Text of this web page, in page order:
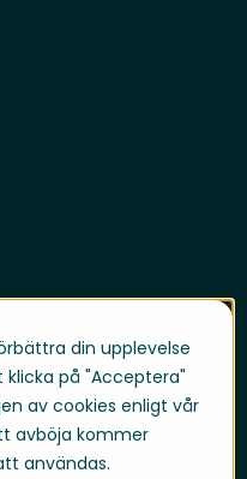
din upplevelse
på "Acceptera"
av cookies enligt vår
avböja kommer
användas.